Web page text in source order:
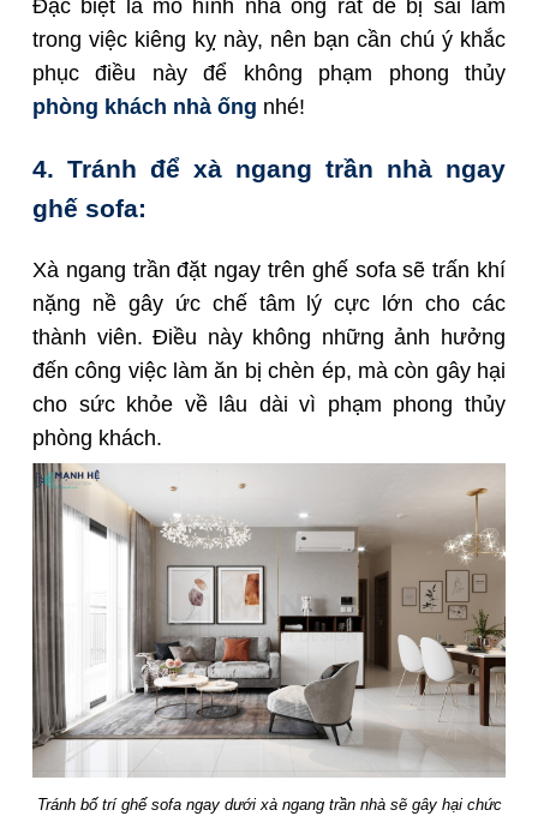
Đặc biệt là mô hình nhà ống rất dễ bị sai lầm
trong việc kiêng kỵ này, nên bạn cần chú ý khắc
phục điều này để không phạm phong thủy
phòng khách nhà ống nhé!
4. Tránh để xà ngang trần nhà ngay
ghế sofa:
Xà ngang trần đặt ngay trên ghế sofa sẽ trấn khí
nặng nề gây ức chế tâm lý cực lớn cho các
thành viên. Điều này không những ảnh hưởng
đến công việc làm ăn bị chèn ép, mà còn gây hại
cho sức khỏe về lâu dài vì phạm phong thủy
phòng khách.
Tránh bố trí ghế sofa ngay dưới xà ngang trần nhà sẽ gây hại chức